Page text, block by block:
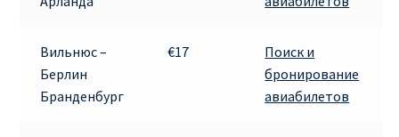
ПРАВИЛА ПРОВОЗА БАГАЖА RYANAIR
Вильнюс –
Берлин
Бранденбург
€17
Поиск и
бронирование
авиабилетов